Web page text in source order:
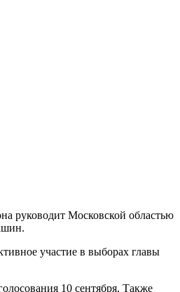
руководит Московской областью
участие в выборах главы
10 сентября. Также